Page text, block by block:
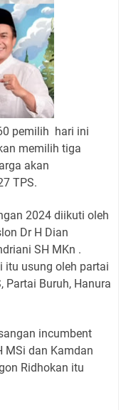
Kuningan Kamis 6
Telur Turun
Jumat 7 Agustus
Bakal Dihadiri Hanya Satu
Keliling Kuningan Jumat 7
pemilih hari ini
memilih tiga
akan
TPS.
2024 diikuti oleh
Dr H Dian
SH MKn .
itu usung oleh partai
Partai Buruh, Hanura
incumbent
MSi dan Kamdan
Ridhokan itu